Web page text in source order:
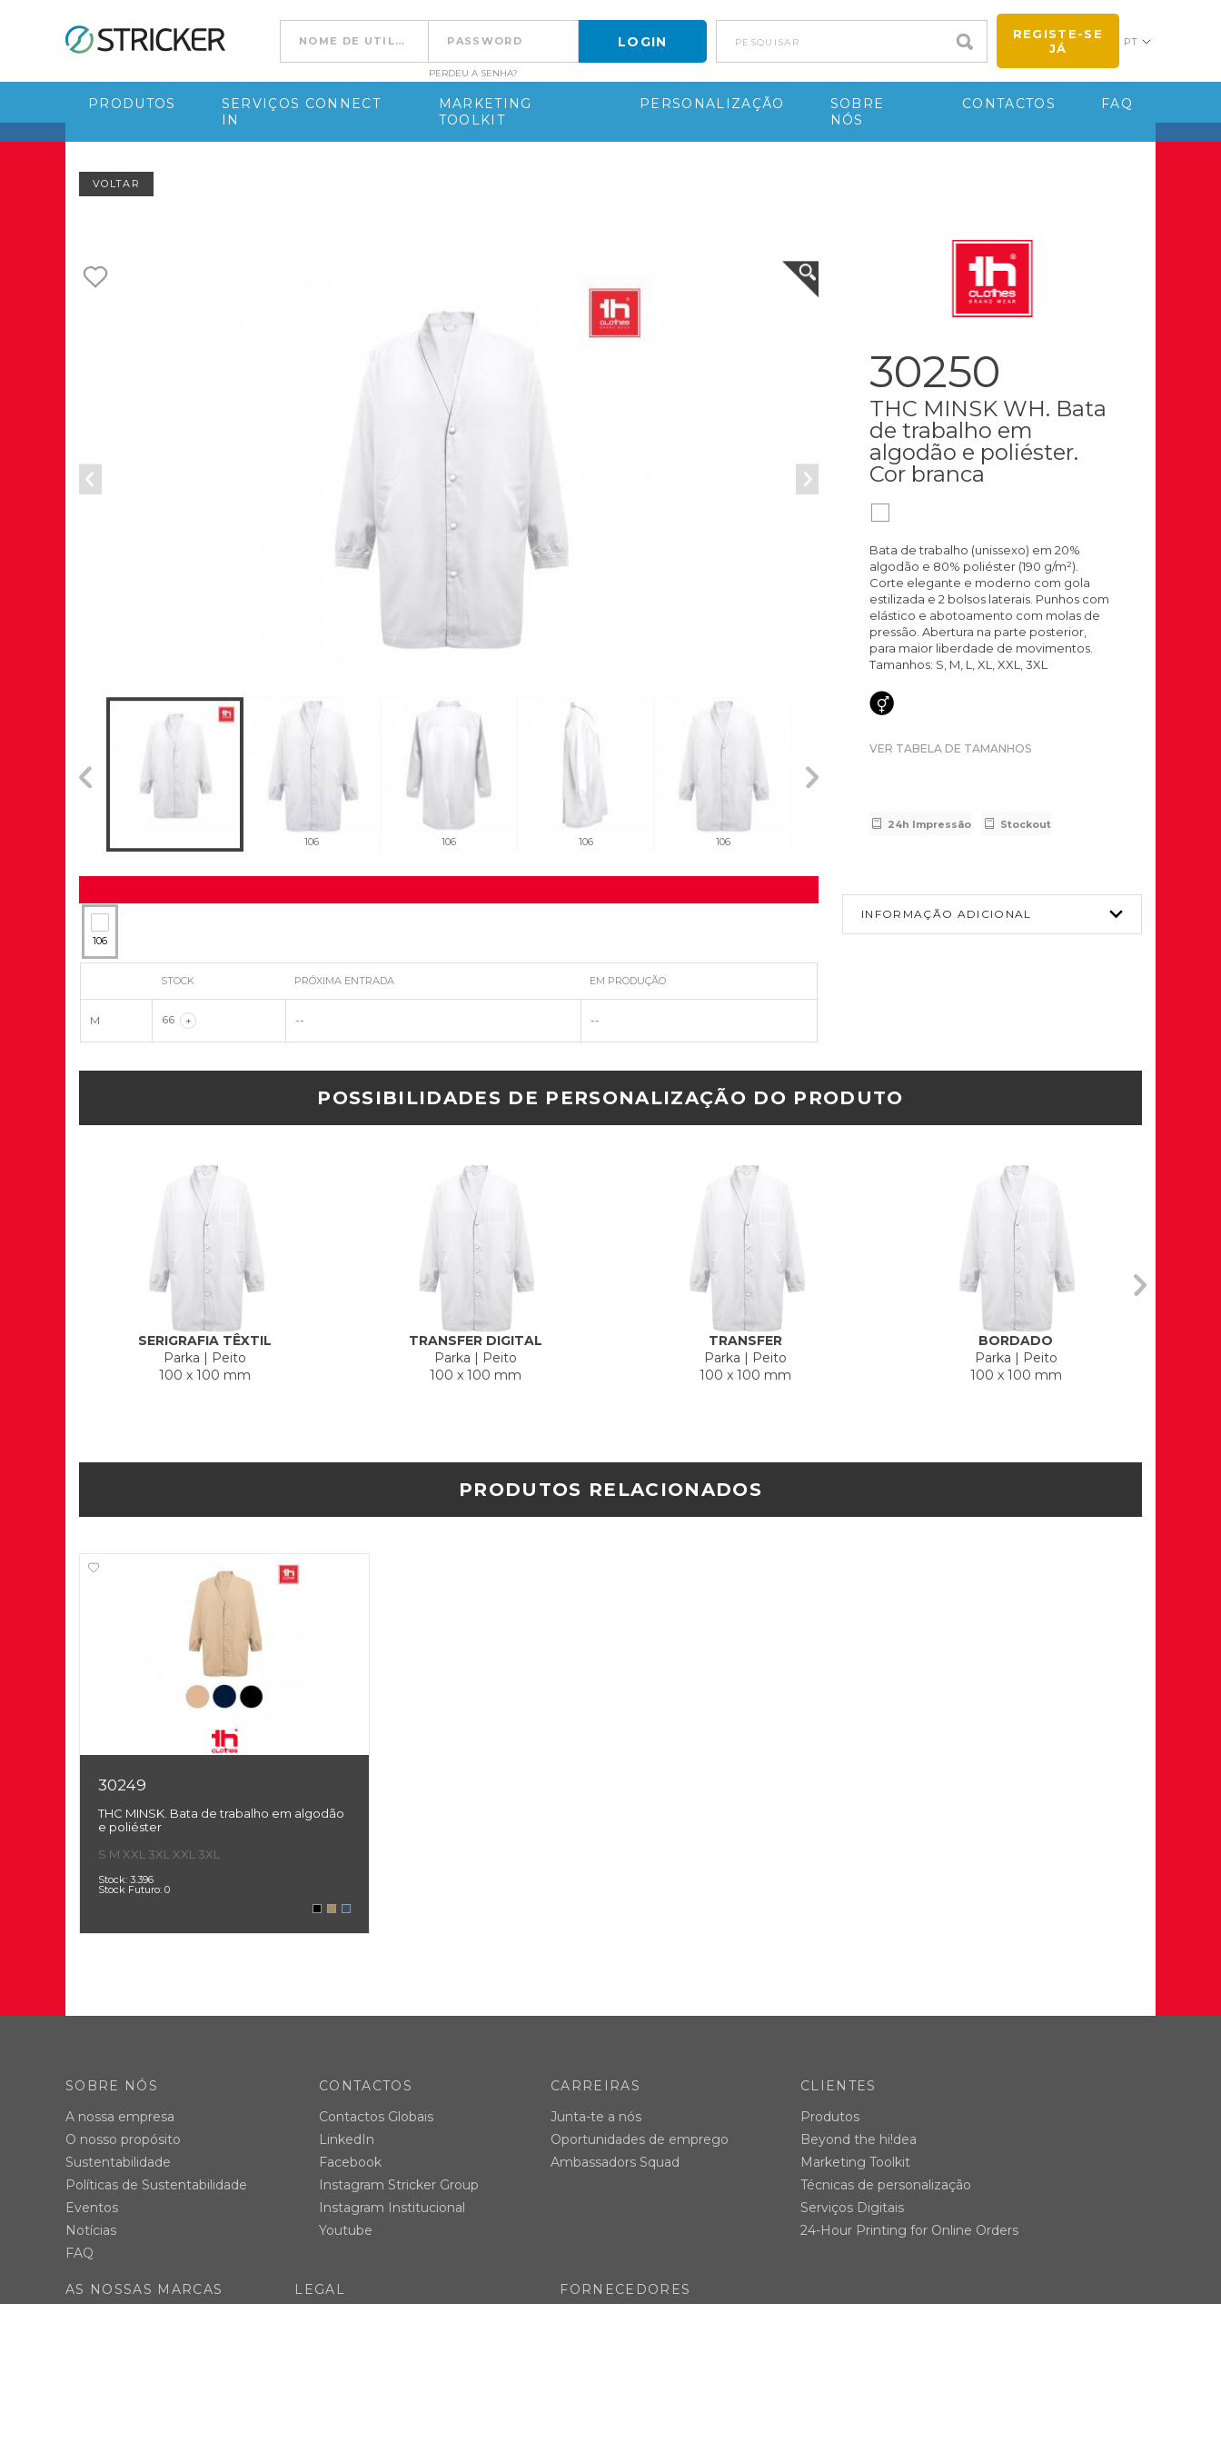
Ir para conteúdo
PERDEU A SENHA?
pesquisar
REGISTE-SE
JÁ
PT
PRODUTOS
SERVIÇOS CONNECT
IN
MARKETING
TOOLKIT
PERSONALIZAÇÃO
SOBRE
NÓS
CONTACTOS FAQ
VOLTAR
106 106 106 106
30250
THC MINSK WH. Bata
de trabalho em
algodão e poliéster.
Cor branca
Bata de trabalho (unissexo) em 20%
algodão e 80% poliéster (190 g/m²).
Corte elegante e moderno com gola
estilizada e 2 bolsos laterais. Punhos com
elástico e abotoamento com molas de
pressão. Abertura na parte posterior,
para maior liberdade de movimentos.
Tamanhos: S, M, L, XL, XXL, 3XL
VER TABELA DE TAMANHOS
24h Impressão Stockout
106
STOCK PRÓXIMA ENTRADA EM PRODUÇÃO
M 66 + -- --
INFORMAÇÃO ADICIONAL
POSSIBILIDADES DE PERSONALIZAÇÃO DO PRODUTO
SERIGRAFIA TÊXTIL
Parka | Peito
100 x 100 mm
TRANSFER DIGITAL
Parka | Peito
100 x 100 mm
TRANSFER
Parka | Peito
100 x 100 mm
BORDADO
Parka | Peito
100 x 100 mm
PRODUTOS RELACIONADOS
30249
THC MINSK. Bata de trabalho em algodão
e poliéster
S M XXL 3XL XXL 3XL
Stock: 3.396
Stock Futuro: 0
SOBRE NÓS
A nossa empresa
O nosso propósito
Sustentabilidade
Políticas de Sustentabilidade
Eventos
Notícias
FAQ
CONTACTOS
Contactos Globais
LinkedIn
Facebook
Instagram Stricker Group
Instagram Institucional
Youtube
CARREIRAS
Junta-te a nós
Oportunidades de emprego
Ambassadors Squad
CLIENTES
Produtos
Beyond the hi!dea
Marketing Toolkit
Técnicas de personalização
Serviços Digitais
24-Hour Printing for Online Orders
AS NOSSAS MARCAS
LEGAL
FORNECEDORES